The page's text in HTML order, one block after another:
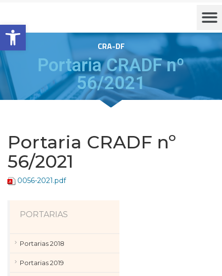
Barra de Ferramentas Aberta
CRA-DF
Portaria CRADF nº
56/2021
Portaria CRADF nº
56/2021
0056-2021.pdf
PORTARIAS
Portarias 2018
Portarias 2019